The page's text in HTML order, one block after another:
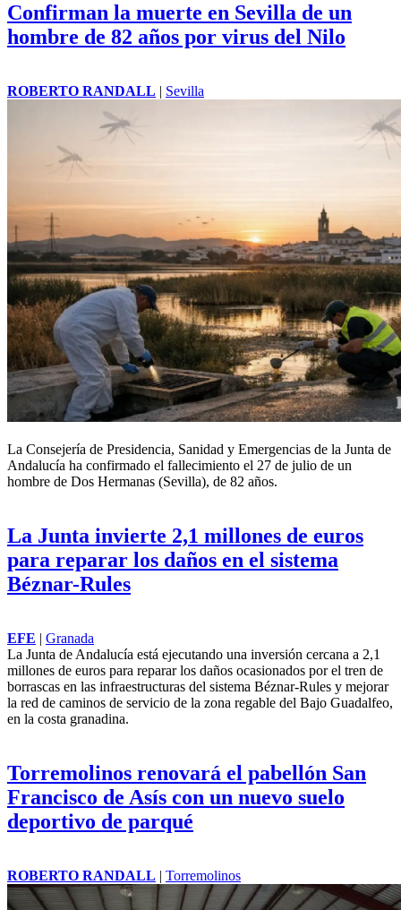
Confirman la muerte en Sevilla de un
hombre de 82 años por virus del Nilo
ROBERTO RANDALL | Sevilla
La Consejería de Presidencia, Sanidad y Emergencias de la Junta de
Andalucía ha confirmado el fallecimiento el 27 de julio de un
hombre de Dos Hermanas (Sevilla), de 82 años.
La Junta invierte 2,1 millones de euros
para reparar los daños en el sistema
Béznar-Rules
EFE | Granada
La Junta de Andalucía está ejecutando una inversión cercana a 2,1
millones de euros para reparar los daños ocasionados por el tren de
borrascas en las infraestructuras del sistema Béznar-Rules y mejorar
la red de caminos de servicio de la zona regable del Bajo Guadalfeo,
en la costa granadina.
Torremolinos renovará el pabellón San
Francisco de Asís con un nuevo suelo
deportivo de parqué
ROBERTO RANDALL | Torremolinos